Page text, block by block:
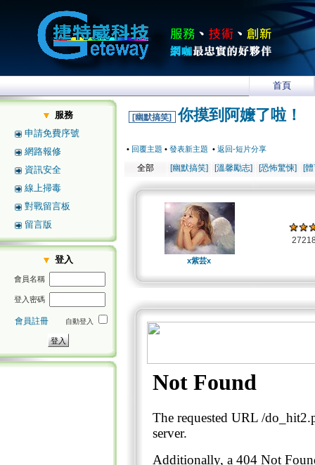
首頁
服務
申請免費序號
網路報修
資訊安全
線上掃毒
對戰留言板
留言版
登入
會員名稱
登入密碼
會員註冊 自動登入
[幽默搞笑] 你摸到阿嬤了啦！
• 回覆主題 • 發表新主題 • 返回-短片分享
全部 [幽默搞笑] [溫馨勵志] [恐怖驚悚] [
x紫芸x